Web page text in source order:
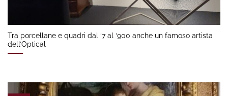
Tra porcellane e quadri dal ‘7 al ‘900 anche un famoso artista
dell’Optical